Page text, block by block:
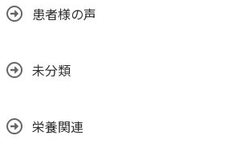
患者様の声
未分類
栄養関連